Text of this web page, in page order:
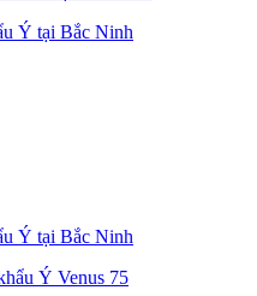
Ý tại Bắc Ninh
Ý tại Bắc Ninh